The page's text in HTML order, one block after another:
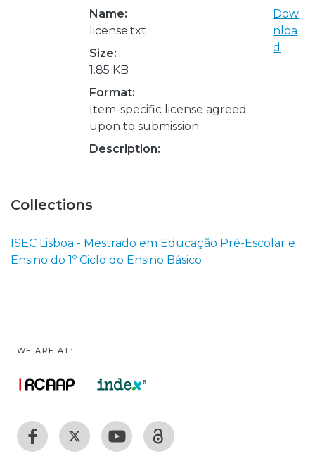
Name:
license.txt
Size:
1.85 KB
Format:
Item-specific license agreed
upon to submission
Description:
Dow
nloa
d
Collections
ISEC Lisboa - Mestrado em Educação Pré-Escolar e
Ensino do 1º Ciclo do Ensino Básico
WE ARE AT: